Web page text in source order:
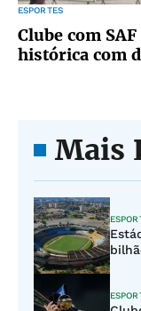
ESPORTES
Clube com
histórica com
Mais